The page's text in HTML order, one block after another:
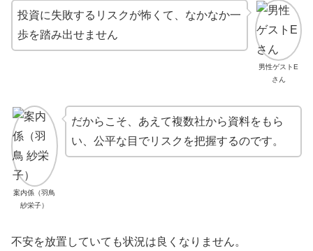
男性ゲストE
さん
投資に失敗するリスクが怖くて、なかなか一
歩を踏み出せません
案内係（羽鳥
紗栄子）
だからこそ、あえて複数社から資料をもら
い、公平な目でリスクを把握するのです。
不安を放置していても状況は良くなりません。